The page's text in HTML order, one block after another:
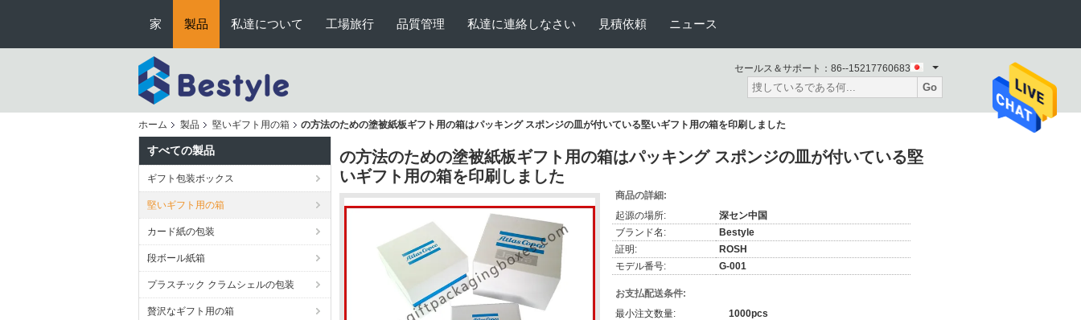
家 製品 私達について 工場旅行 品質管理 私達に連絡しなさい 見積依頼 ニュース
セールス＆サポート： 86--15217760683
Go
ホーム 製品 堅いギフト用の箱 の方法のための塗被紙板ギフト用の箱はパッキング スポンジの皿が付いている堅いギフト用の箱を印刷しました
すべての製品
ギフト包装ボックス
堅いギフト用の箱
カード紙の包装
段ボール紙箱
プラスチック クラムシェルの包装
贅沢なギフト用の箱
の方法のための塗被紙板ギフト用の箱はパッキング スポンジの皿が付いている堅
いギフト用の箱を印刷しました
商品の詳細:
起源の場所:
深セン中国
ブランド名:
Bestyle
証明:
ROSH
モデル番号:
G-001
お支払配送条件:
最小注文数量:
1000pcs